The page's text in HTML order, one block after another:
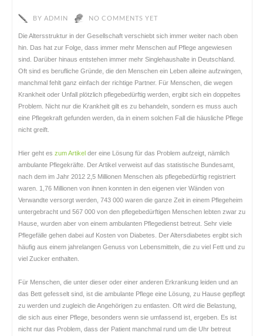
BY ADMIN NO COMMENTS YET
Die Altersstruktur in der Gesellschaft verschiebt sich immer weiter nach oben
hin. Das hat zur Folge, dass immer mehr Menschen auf Pflege angewiesen
sind. Darüber hinaus entstehen immer mehr Singlehaushalte in Deutschland.
Oft sind es berufliche Gründe, die den Menschen ein Leben alleine aufzwingen,
manchmal fehlt ganz einfach der richtige Partner. Für Menschen, die wegen
Krankheit oder Unfall plötzlich pflegebedürftig werden, ergibt sich ein doppeltes
Problem. Nicht nur die Krankheit gilt es zu behandeln, sondern es muss auch
eine Pflegekraft gefunden werden, da in einem solchen Fall die häusliche Pflege
nicht greift.
Hier geht es zum Artikel der eine Lösung für das Problem aufzeigt, nämlich
ambulante Pflegekräfte. Der Artikel verweist auf das statistische Bundesamt,
nach dem im Jahr 2012 2,5 Millionen Menschen als pflegebedürftig registriert
waren. 1,76 Millionen von ihnen konnten in den eigenen vier Wänden von
Verwandte versorgt werden, 743 000 waren die ganze Zeit in einem Pflegeheim
untergebracht und 567 000 von den pflegebedürftigen Menschen lebten zwar zu
Hause, wurden aber von einem ambulanten Pflegedienst betreut. Sehr viele
Pflegefälle gehen dabei auf Kosten von Diabetes. Der Altersdiabetes ergibt sich
häufig aus einem jahrelangen Genuss von Lebensmitteln, die zu viel Fett und zu
viel Zucker enthalten.
Für Menschen, die unter dieser oder einer anderen Erkrankung leiden und an
das Bett gefesselt sind, ist die ambulante Pflege eine Lösung, zu Hause gepflegt
zu werden und zugleich die Angehörigen zu entlasten. Oft wird die Belastung,
die sich aus einer Pflege, besonders wenn sie umfassend ist, ergeben. Es ist
nicht nur das Problem, dass der Patient manchmal rund um die Uhr betreut